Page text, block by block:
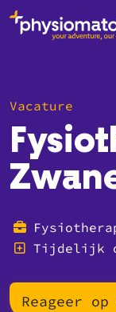
Vacature
Tijdelijk
Reageer